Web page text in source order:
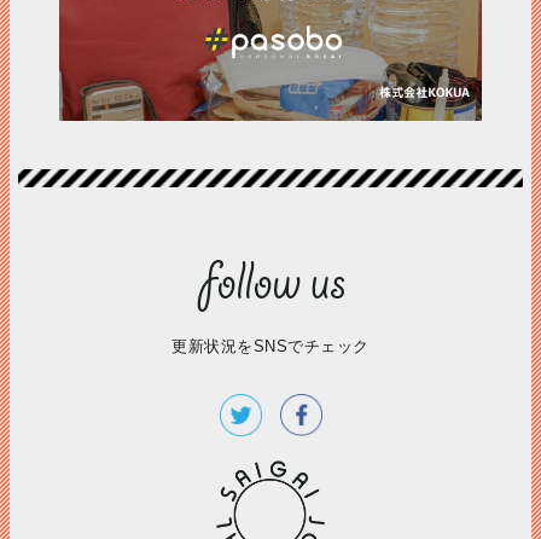
更新状況をSNSでチェック